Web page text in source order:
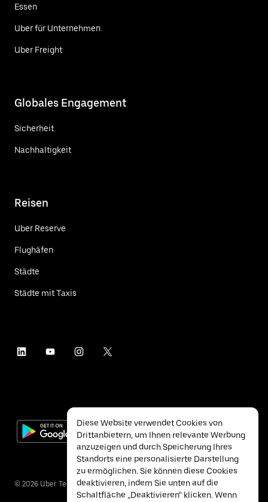
Essen
Uber für Unternehmen
Uber Freight
Globales Engagement
Sicherheit
Nachhaltigkeit
Reisen
Uber Reserve
Flughäfen
Städte
Städte mit Taxis
© 2026 Uber Technologies Inc.
Diese Website verwendet Cookies von
Drittanbietern, um Ihnen relevante Werbung
anzuzeigen und durch Speicherung Ihres
Standorts eine personalisierte Darstellung
zu ermöglichen. Sie können diese Cookies
deaktivieren, indem Sie unten auf die
Schaltfläche „Deaktivieren“ klicken. Wenn